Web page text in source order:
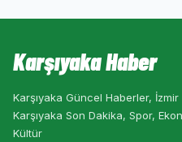
Karşıyaka Haber
Karşıyaka Güncel Haberler, İzmir
Karşıyaka Son Dakika, Spor,
Kültür